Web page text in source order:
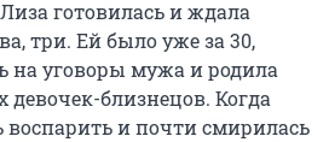
готовилась и ждала
три. Ей было уже за 30,
на уговоры мужа и родила
девочек-близнецов. Когда
воспарить и почти смирилась